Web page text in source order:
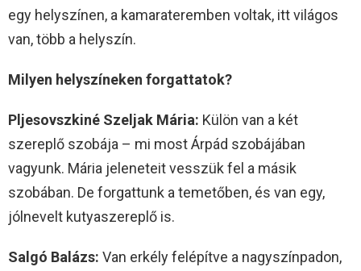
egy helyszínen, a kamarateremben voltak, itt világos
van, több a helyszín.
Milyen helyszíneken forgattatok?
Pljesovszkiné Szeljak Mária: Külön van a két
szereplő szobája – mi most Árpád szobájában
vagyunk. Mária jeleneteit vesszük fel a másik
szobában. De forgattunk a temetőben, és van egy,
jólnevelt kutyaszereplő is.
Salgó Balázs: Van erkély felépítve a nagyszínpadon,